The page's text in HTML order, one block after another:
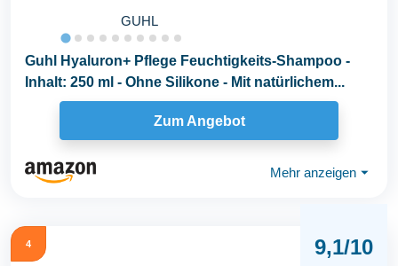
GUHL
Guhl Hyaluron+ Pflege Feuchtigkeits-Shampoo -
Inhalt: 250 ml - Ohne Silikone - Mit natürlichem...
Zum Angebot
Mehr anzeigen ⏷
4 9,1/10